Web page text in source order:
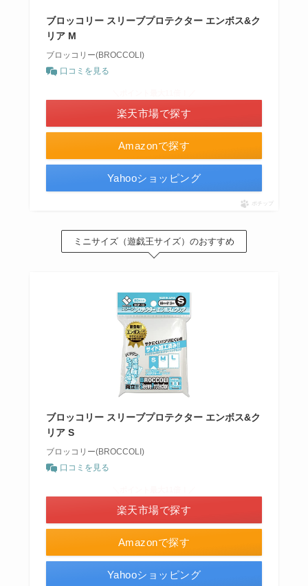
ブロッコリー スリーブプロテクター エンボス&ク
リア M
ブロッコリー(BROCCOLI)
口コミを見る
Amazonで探す
楽天市場で探す
Yahooショッピング
ポチップ
ミニサイズ（遊戯王サイズ）のおすすめ
ブロッコリー スリーブプロテクター エンボス&ク
リア S
ブロッコリー(BROCCOLI)
口コミを見る
Amazonで探す
楽天市場で探す
Yahooショッピング